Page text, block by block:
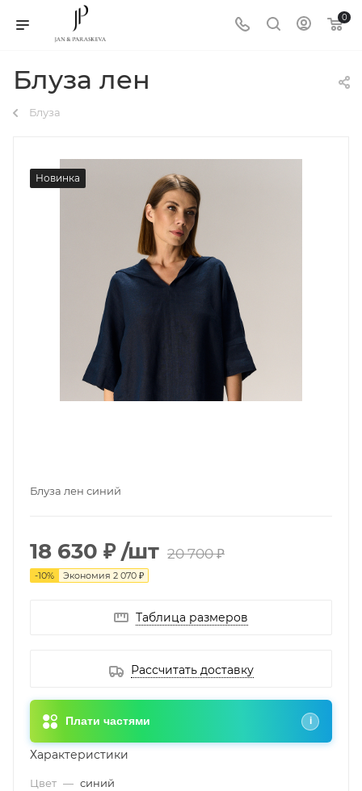
0
Блуза лен
Блуза
Новинка
Блуза лен синий
18 630 ₽ /шт 20 700 ₽
-10% Экономия 2 070 ₽
Таблица размеров
Рассчитать доставку
Плати частями i
Характеристики
Цвет — синий